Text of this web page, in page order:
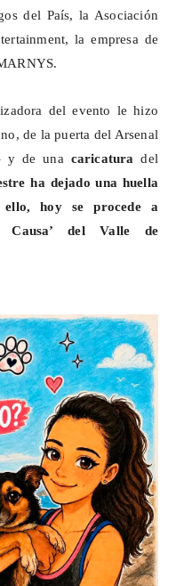
del País, la Asociación
, la empresa de
del evento le hizo
de la puerta del Arsenal
y de una caricatura del
ha dejado una huella
hoy se procede a
Causa’ del Valle de